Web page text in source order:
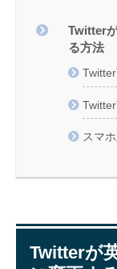
Twitter
る方法
スマ
Twitterが